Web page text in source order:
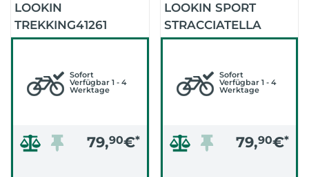
LOOKIN
TREKKING41261
STRACCIATELLA
Sofort
Verfügbar 1 - 4
Werktage
79,90€*
LOOKIN SPORT
STRACCIATELLA
(SCHWARZ)
Sofort
Verfügbar 1 - 4
Werktage
79,90€*